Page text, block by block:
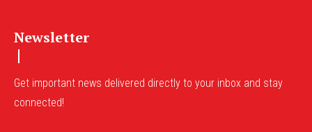
Newsletter
Get important news delivered directly to your inbox and stay
connected!